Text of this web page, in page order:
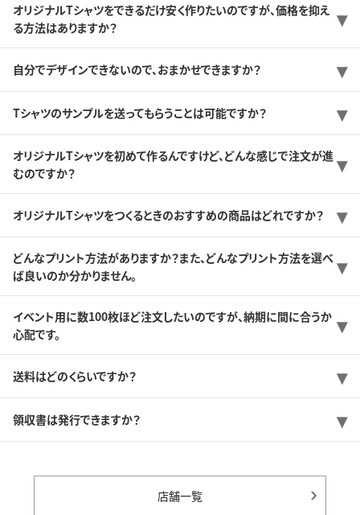
オリジナルTシャツをできるだけ安く作りたいのですが、価格を抑え
る方法はありますか？
自分でデザインできないので、おまかせできますか？
Tシャツのサンプルを送ってもらうことは可能ですか？
オリジナルTシャツを初めて作るんですけど、どんな感じで注文が進
むのですか？
オリジナルTシャツをつくるときのおすすめの商品はどれですか？
どんなプリント方法がありますか？また、どんなプリント方法を選べ
ば良いのか分かりません。
イベント用に数100枚ほど注文したいのですが、納期に間に合うか
心配です。
送料はどのくらいですか？
領収書は発行できますか？
店舗一覧